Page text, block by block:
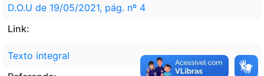
D.O.U de 19/05/2021, pág. nº 4
Link:
Texto integral